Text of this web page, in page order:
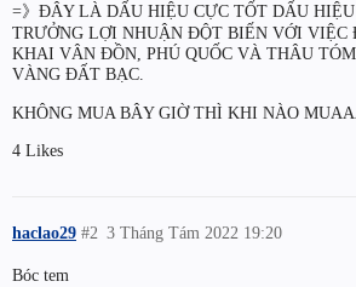
=》ĐÂY LÀ DẤU HIỆU CỰC TỐT DẤU
TRƯỞNG LỢI NHUẬN ĐỘT BIẾN VỚI VIỆC
KHAI VÂN ĐỒN, PHÚ QUỐC VÀ THÂU
VÀNG ĐẤT BẠC.
KHÔNG MUA BÂY GIỜ THÌ KHI NÀO
4 Likes
haclao29 3 Tháng Tám 2022 19:20
#2
Bóc tem